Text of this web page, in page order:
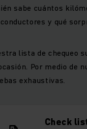
sabe cuántos
y qué
lista de chequeo
Por medio de
exhaustivas.
Check